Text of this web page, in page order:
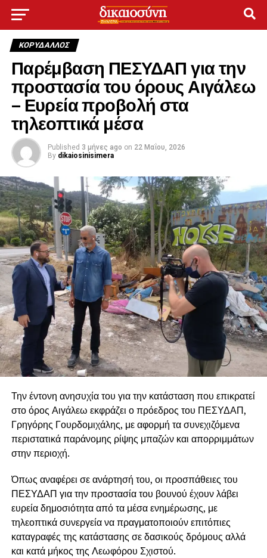
ΚΟΡΥΔΑΛΛΟΣ
Παρέμβαση ΠΕΣΥΔΑΠ για την
προστασία του όρους Αιγάλεω
– Ευρεία προβολή στα
τηλεοπτικά μέσα
Published 3 μήνες ago on 22 Μαΐου, 2026
By dikaiosinisimera
Την έντονη ανησυχία του για την κατάσταση που επικρατεί
στο όρος Αιγάλεω εκφράζει ο πρόεδρος του ΠΕΣΥΔΑΠ,
Γρηγόρης Γουρδομιχάλης, με αφορμή τα συνεχιζόμενα
περιστατικά παράνομης ρίψης μπαζών και απορριμμάτων
στην περιοχή.
Όπως αναφέρει σε ανάρτησή του, οι προσπάθειες του
ΠΕΣΥΔΑΠ για την προστασία του βουνού έχουν λάβει
ευρεία δημοσιότητα από τα μέσα ενημέρωσης, με
τηλεοπτικά συνεργεία να πραγματοποιούν επιτόπιες
καταγραφές της κατάστασης σε δασικούς δρόμους αλλά
και κατά μήκος της Λεωφόρου Σχιστού.